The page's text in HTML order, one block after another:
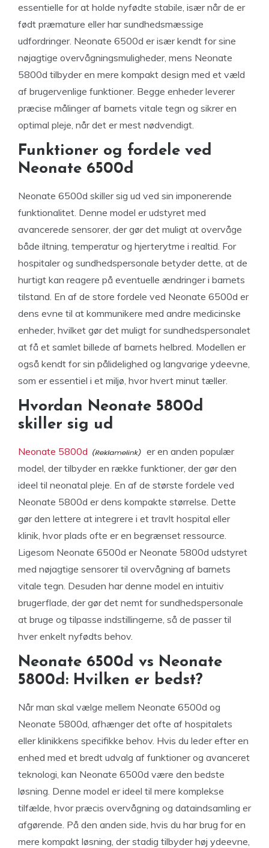
essentielle for at holde nyfødte stabile, især når de er
født præmature eller har sundhedsmæssige
udfordringer. Neonate 6500d er især kendt for sine
nøjagtige overvågningsmuligheder, mens Neonate
5800d tilbyder en mere kompakt design med et væld
af brugervenlige funktioner. Begge enheder leverer
præcise målinger af barnets vitale tegn og sikrer en
optimal pleje, når det er mest nødvendigt.
Funktioner og fordele ved
Neonate 6500d
Neonate 6500d skiller sig ud ved sin imponerende
funktionalitet. Denne model er udstyret med
avancerede sensorer, der gør det muligt at overvåge
både iltning, temperatur og hjerterytme i realtid. For
hospitaler og sundhedspersonale betyder dette, at de
hurtigt kan reagere på eventuelle ændringer i barnets
tilstand. En af de store fordele ved Neonate 6500d er
dens evne til at kommunikere med andre medicinske
enheder, hvilket gør det muligt for sundhedspersonalet
at få et samlet billede af barnets helbred. Modellen er
også kendt for sin pålidelighed og langvarige ydeevne,
som er essentiel i et miljø, hvor hvert minut tæller.
Hvordan Neonate 5800d
skiller sig ud
Neonate 5800d
er en anden populær
model, der tilbyder en række funktioner, der gør den
ideel til neonatal pleje. En af de største fordele ved
Neonate 5800d er dens kompakte størrelse. Dette
gør den lettere at integrere i et travlt hospital eller
klinik, hvor plads ofte er en begrænset ressource.
Ligesom Neonate 6500d er Neonate 5800d udstyret
med nøjagtige sensorer til overvågning af barnets
vitale tegn. Desuden har denne model en intuitiv
brugerflade, der gør det nemt for sundhedspersonale
at bruge og tilpasse indstillingerne, så de passer til
hver enkelt nyfødts behov.
Neonate 6500d vs Neonate
5800d: Hvilken er bedst?
Når man skal vælge mellem Neonate 6500d og
Neonate 5800d, afhænger det ofte af hospitalets
eller klinikkens specifikke behov. Hvis du leder efter en
enhed med et bredt udvalg af funktioner og avanceret
teknologi, kan Neonate 6500d være den bedste
løsning. Denne model er ideel til mere komplekse
tilfælde, hvor præcis overvågning og dataindsamling er
afgørende. På den anden side, hvis du har brug for en
mere kompakt løsning, der stadig tilbyder høj ydeevne,